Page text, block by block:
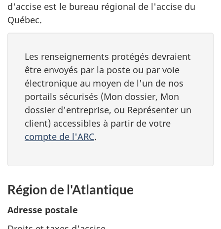
d'accise est le bureau régional de l'accise du
Québec.
Les renseignements protégés devraient
être envoyés par la poste ou par voie
électronique au moyen de l'un de nos
portails sécurisés (Mon dossier, Mon
dossier d'entreprise, ou Représenter un
client) accessibles à partir de votre
compte de l'ARC.
Région de l'Atlantique
Adresse postale